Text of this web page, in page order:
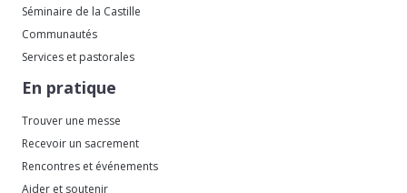
Séminaire de la Castille
Communautés
Services et pastorales
En pratique
Trouver une messe
Recevoir un sacrement
Rencontres et événements
Aider et soutenir